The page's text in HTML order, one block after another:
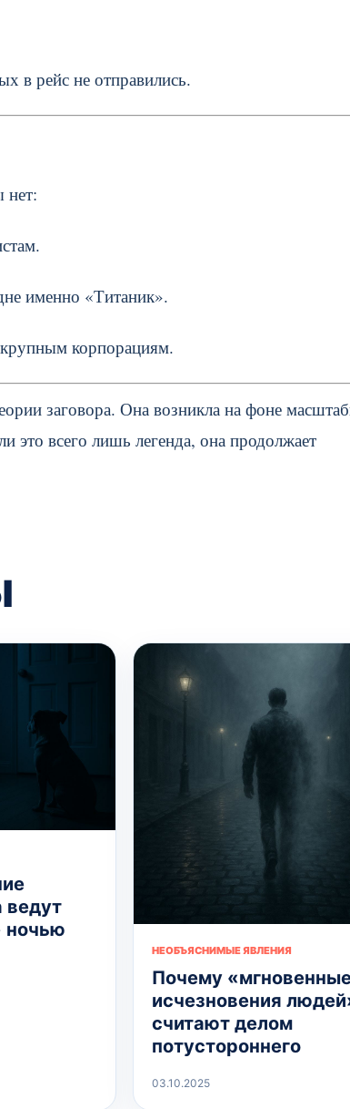
в рейс не отправились.
нет:
именно «Титаник».
корпорациям.
заговора. Она возникла на фоне
это всего лишь легенда, она продолжает
ведут
ночью
НЕОБЪЯСНИМЫЕ ЯВЛЕНИЯ
Почему
исчезновения
считают делом
потустороннего
03.10.2025